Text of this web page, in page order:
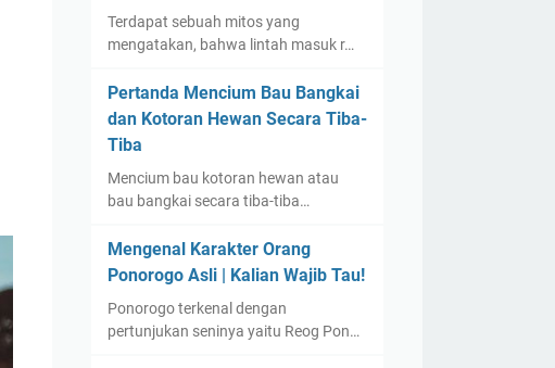
Terdapat sebuah mitos yang
mengatakan, bahwa lintah masuk r…
Pertanda Mencium Bau Bangkai
dan Kotoran Hewan Secara Tiba-
Tiba
Mencium bau kotoran hewan atau
bau bangkai secara tiba-tiba…
Mengenal Karakter Orang
Ponorogo Asli | Kalian Wajib Tau!
Ponorogo terkenal dengan
pertunjukan seninya yaitu Reog Pon…